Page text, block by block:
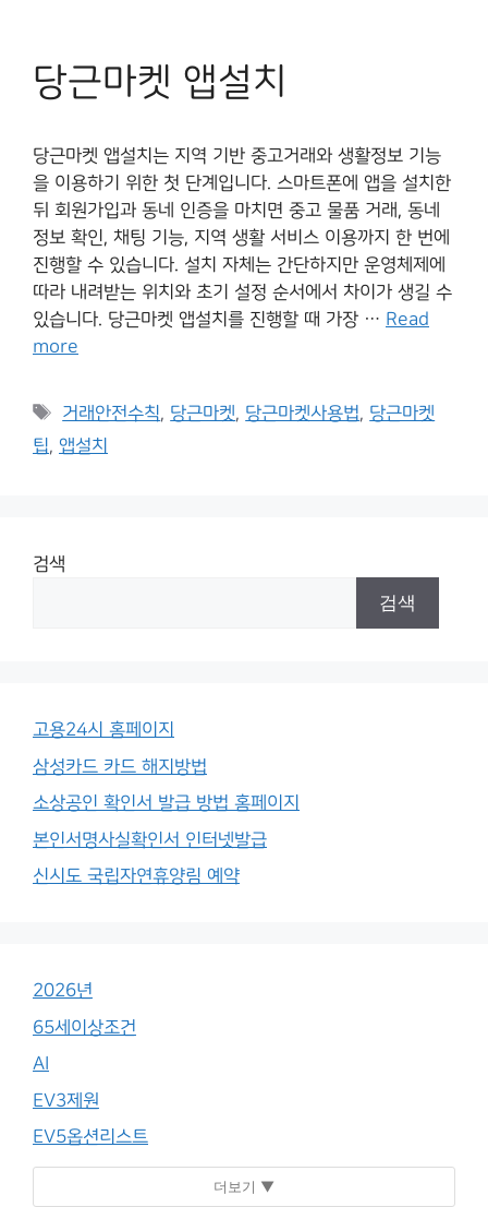
당근마켓 앱설치
당근마켓 앱설치는 지역 기반 중고거래와 생활정보 기능
을 이용하기 위한 첫 단계입니다. 스마트폰에 앱을 설치한
뒤 회원가입과 동네 인증을 마치면 중고 물품 거래, 동네
정보 확인, 채팅 기능, 지역 생활 서비스 이용까지 한 번에
진행할 수 있습니다. 설치 자체는 간단하지만 운영체제에
따라 내려받는 위치와 초기 설정 순서에서 차이가 생길 수
있습니다. 당근마켓 앱설치를 진행할 때 가장 … Read
more
Tags
거래안전수칙, 당근마켓, 당근마켓사용법, 당근마켓
팁, 앱설치
검색
검색
고용24시 홈페이지
삼성카드 카드 해지방법
소상공인 확인서 발급 방법 홈페이지
본인서명사실확인서 인터넷발급
신시도 국립자연휴양림 예약
2026년
65세이상조건
AI
EV3제원
EV5옵션리스트
더보기 ▼